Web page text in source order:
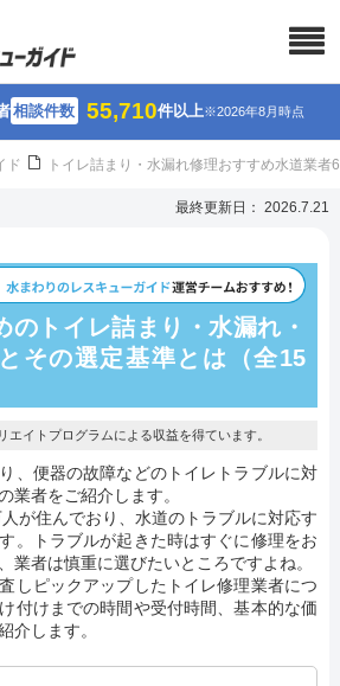
相談件数 55,710件以上※2026年8月時点
ド トイレ詰まり・水漏れ修理おすすめ水道業
最終更新日： 2026.7.21
のトイレ詰まり・水漏れ・
その選定基準とは（全15
イトプログラムによる収益を得ています。
、便器の故障などのトイレトラブルに対
業者をご紹介します。
が住んでおり、水道のトラブルに対応す
。トラブルが起きた時はすぐに修理をお
業者は慎重に選びたいところですよね。
しピックアップしたトイレ修理業者につ
付けまでの時間や受付時間、基本的な価
介します。